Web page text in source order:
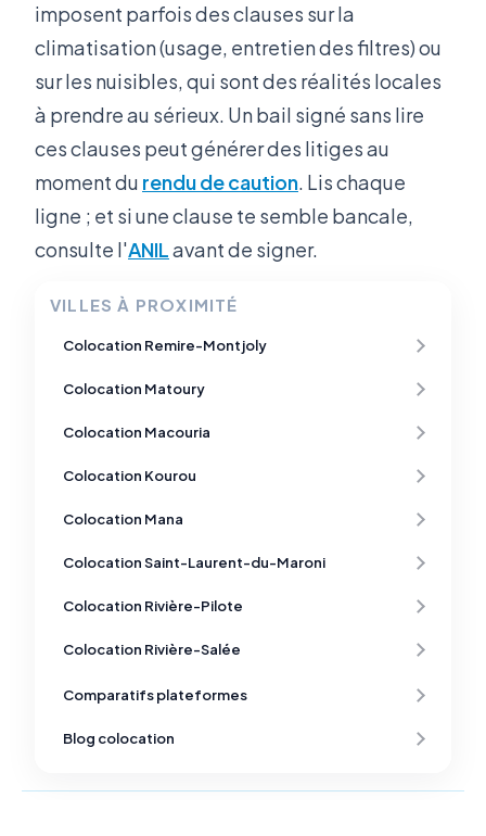
imposent parfois des clauses sur la
climatisation (usage, entretien des filtres) ou
sur les nuisibles, qui sont des réalités locales
à prendre au sérieux. Un bail signé sans lire
ces clauses peut générer des litiges au
moment du rendu de caution. Lis chaque
ligne ; et si une clause te semble bancale,
consulte l'ANILavant de signer.
VILLES À PROXIMITÉ
Colocation Remire-Montjoly
Colocation Matoury
Colocation Macouria
Colocation Kourou
Colocation Mana
Colocation Saint-Laurent-du-Maroni
Colocation Rivière-Pilote
Colocation Rivière-Salée
Comparatifs plateformes
Blog colocation